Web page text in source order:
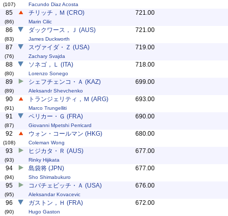
(107) Facundo Diaz Acosta
85
(86)
チリッチ，Ｍ (CRO)
Marin Cilic
721.00
86
(83)
ダックワース，Ｊ (AUS)
James Duckworth
721.00
87
(76)
スヴァイダ・Ｚ (USA)
Zachary Svajda
719.00
88
(80)
ソネゴ，Ｌ (ITA)
Lorenzo Sonego
718.00
89
(89)
シェフチェンコ・Ａ (KAZ)
Aleksandr Shevchenko
699.00
90
(91)
トランジェリティ，Ｍ (ARG)
Marco Trungelliti
693.00
91
(87)
ペリカー・Ｇ (FRA)
Giovanni Mpetshi Perricard
690.00
92
(108)
ウォン・コールマン (HKG)
Coleman Wong
680.00
93
(93)
ヒジカタ・Ｒ (AUS)
Rinky Hijikata
677.00
94
(94)
島袋将 (JPN)
Sho Shimabukuro
677.00
95
(95)
コバチェビッチ・Ａ (USA)
Aleksandar Kovacevic
676.00
96
(90)
ガストン，Ｈ (FRA)
Hugo Gaston
672.00